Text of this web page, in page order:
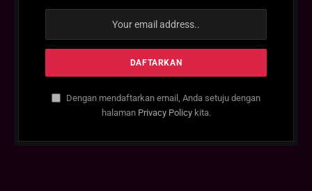
Dengan mendaftarkan email, Anda setuju dengan
halaman Privacy Policykita.